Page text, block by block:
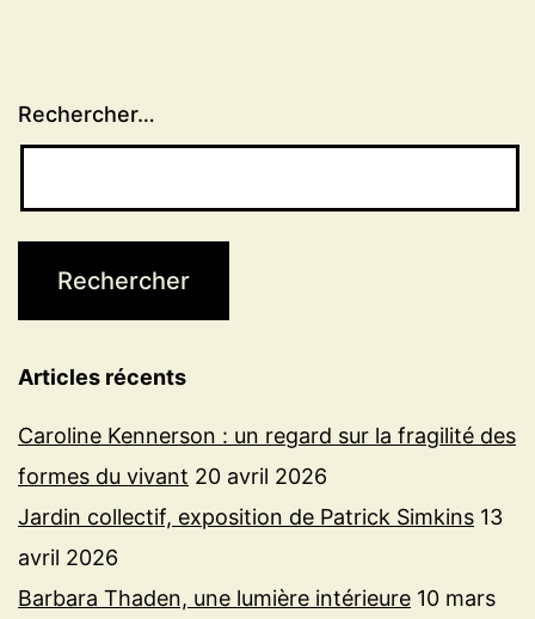
Rechercher…
Articles récents
Caroline Kennerson : un regard sur la fragilité des
formes du vivant 20 avril 2026
Jardin collectif, exposition de Patrick Simkins 13
avril 2026
Barbara Thaden, une lumière intérieure 10 mars